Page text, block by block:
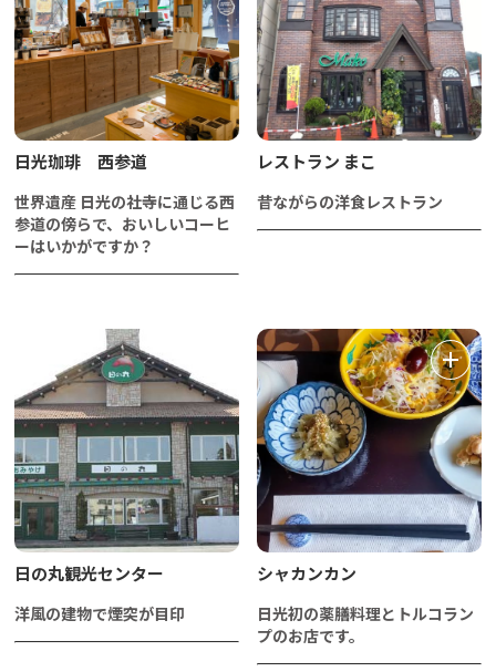
日光珈琲 西参道
世界遺産 日光の社寺に通じる西
参道の傍らで、おいしいコーヒ
ーはいかがですか？
レストラン まこ
昔ながらの洋食レストラン
日の丸観光センター
洋風の建物で煙突が目印
シャカンカン
日光初の薬膳料理とトルコラン
プのお店です。